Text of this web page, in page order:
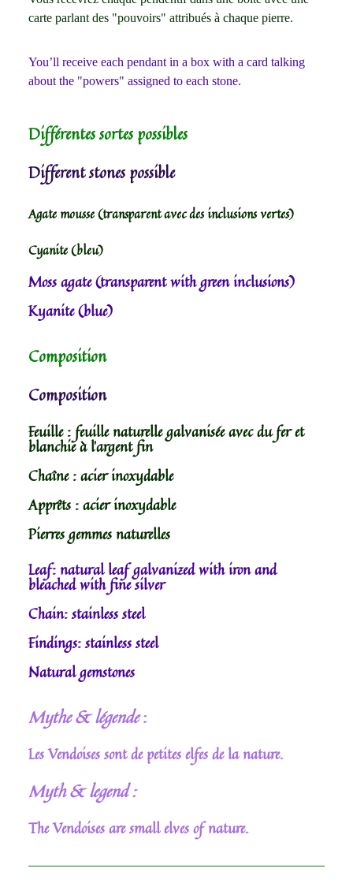
carte parlant des "pouvoirs" attribués à chaque pierre.
You’ll receive each pendant in a box with a card talking
about the "powers" assigned to each stone.
Différentes sortes possibles
Different stones possible
Agate mousse (transparent avec des inclusions vertes)
Cyanite (bleu)
Moss agate (transparent with green inclusions)
Kyanite (blue)
Composition
Composition
Feuille : feuille naturelle galvanisée avec du fer et
blanchie à l’argent fin
Chaîne : acier inoxydable
Apprêts : acier inoxydable
Pierres gemmes naturelles
Leaf: natural leaf galvanized with iron and
bleached with fine silver
Chain: stainless steel
Findings: stainless steel
Natural gemstones
Mythe & légende:
Les Vendoises sont de petites elfes de la nature.
Myth & legend :
The Vendoises are small elves of nature.